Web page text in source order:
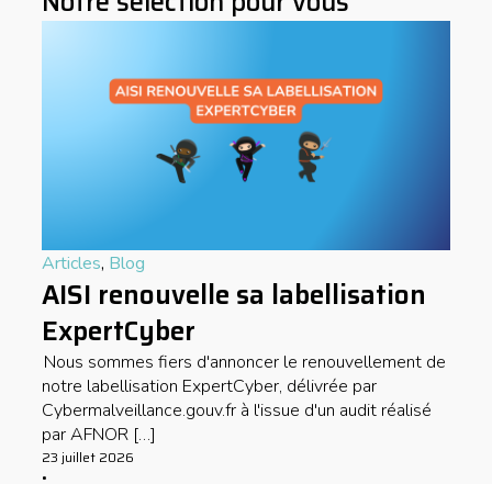
Articles, Blog
AISI renouvelle sa labellisation
ExpertCyber
Nous sommes fiers d'annoncer le renouvellement de
notre labellisation ExpertCyber, délivrée par
Cybermalveillance.gouv.fr à l'issue d'un audit réalisé
par AFNOR […]
23 juillet 2026
•